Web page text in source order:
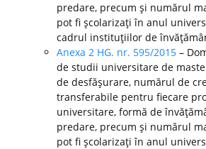
predare, precum şi numărul
pot fi şcolarizaţi în anul
cadrul instituţiilor de
Anexa 2 HG. nr. 595/2015 –
de studii universitare de
de desfăşurare, numărul de
transferabile pentru fiecare
universitare, formă de
predare, precum şi numărul
pot fi şcolarizaţi în anul